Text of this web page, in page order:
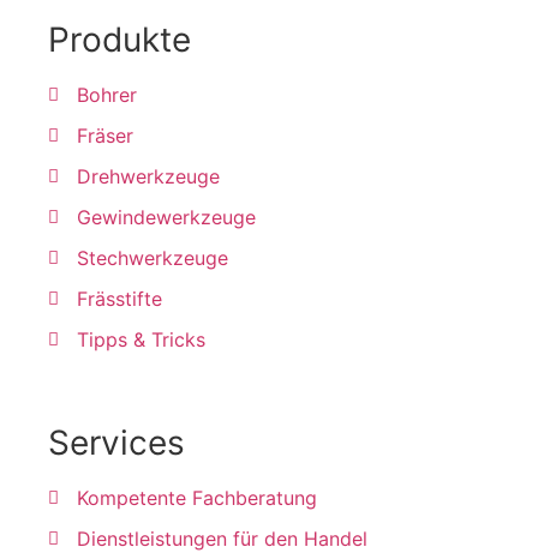
Produkte
Bohrer
Fräser
Drehwerkzeuge
Gewindewerkzeuge
Stechwerkzeuge
Frässtifte
Tipps & Tricks
Services
Kompetente Fachberatung
Dienstleistungen für den Handel